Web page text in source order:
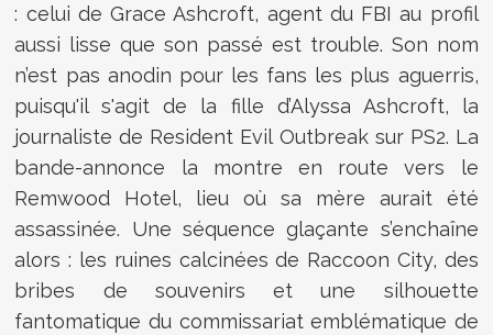
: celui de Grace Ashcroft, agent du FBI au profil
aussi lisse que son passé est trouble. Son nom
n’est pas anodin pour les fans les plus aguerris,
puisqu'il s'agit de la fille d’Alyssa Ashcroft, la
journaliste de Resident Evil Outbreak sur PS2. La
bande-annonce la montre en route vers le
Remwood Hotel, lieu où sa mère aurait été
assassinée. Une séquence glaçante s’enchaîne
alors : les ruines calcinées de Raccoon City, des
bribes de souvenirs et une silhouette
fantomatique du commissariat emblématique de